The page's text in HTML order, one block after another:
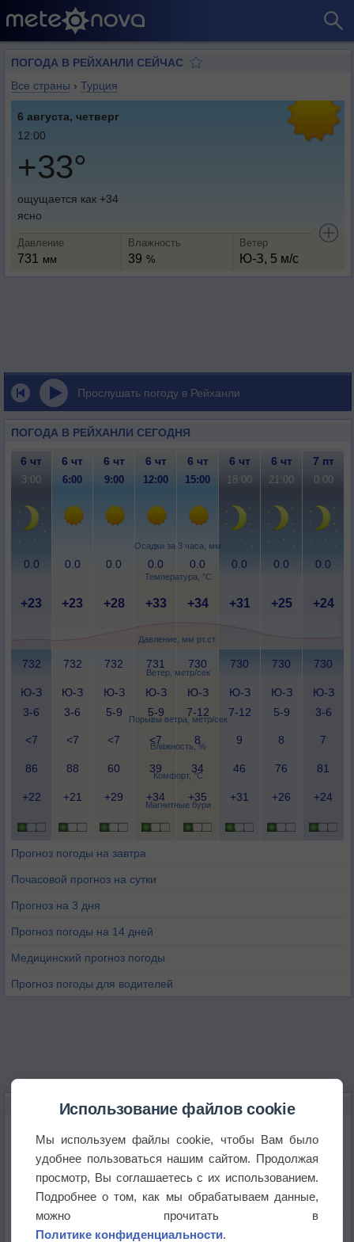
ПОГОДА В РЕЙХАНЛИ СЕЙЧАС
Все страны › Турция
6 августа, четверг
12:00
+33°
ощущается как +34
ясно
Давление
731 мм
Влажность
39 %
Ветер
Ю-З, 5 м/с
Прослушать погоду в Рейханли
ПОГОДА В РЕЙХАНЛИ СЕГОДНЯ
Осадки за 3 часа, мм
Температура, °C
Давление, мм рт.ст.
Ветер, метр/сек
Порывы ветра, метр/сек
Влажность, %
Комфорт, °C
Магнитные бури
6 чт 6 чт 6 чт 6 чт 6 чт 6 чт 6 чт 7 пт
3:00 6:00 9:00 12:00 15:00 18:00 21:00 0:00
0.0 0.0 0.0 0.0 0.0 0.0 0.0 0.0
+23 +23 +28 +33 +34 +31 +25 +24
732 732 732 731 730 730 730 730
Ю-З
3-6
Ю-З
3-6
Ю-З
5-9
Ю-З
5-9
Ю-З
7-12
Ю-З
7-12
Ю-З
5-9
Ю-З
3-6
<7 <7 <7 <7 8 9 8 7
86 88 60 39 34 46 76 81
+22 +21 +29 +34 +35 +31 +26 +24
Прогноз погоды на завтра
Почасовой прогноз на сутки
Прогноз на 3 дня
Прогноз погоды на 14 дней
Медицинский прогноз погоды
Прогноз погоды для водителей
НОВОЕ О ПОГОДЕ
Погода в Краснодаре 6 августа
Погода в Санкт-Петербурге 6 августа
Использование файлов cookie
Мы используем файлы cookie, чтобы Вам было
удобнее пользоваться нашим сайтом. Продолжая
просмотр, Вы соглашаетесь с их использованием.
Подробнее о том, как мы обрабатываем данные,
можно прочитать в
Политике конфиденциальности.